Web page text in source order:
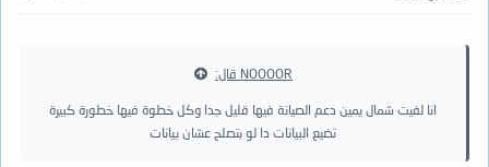
NOOOOR قال:
انا لفيت شمال يمين دعم الصيانة فيها قليل جدا وكل خطوة فيها خطورة كبيرة
تضيع البيانات دا لو بتصلح عشان بيانات